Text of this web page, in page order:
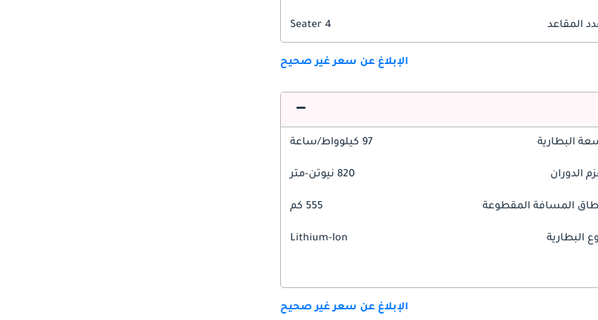
المقاعد 4 Seater
الإبلاغ عن سعر غير صحيح
البطارية 97 كيلوواط/ساعة
الدوران 820 نيوتن-متر
المسافة المقطوعة 555 كم
البطارية Lithium-Ion
الإبلاغ عن سعر غير صحيح